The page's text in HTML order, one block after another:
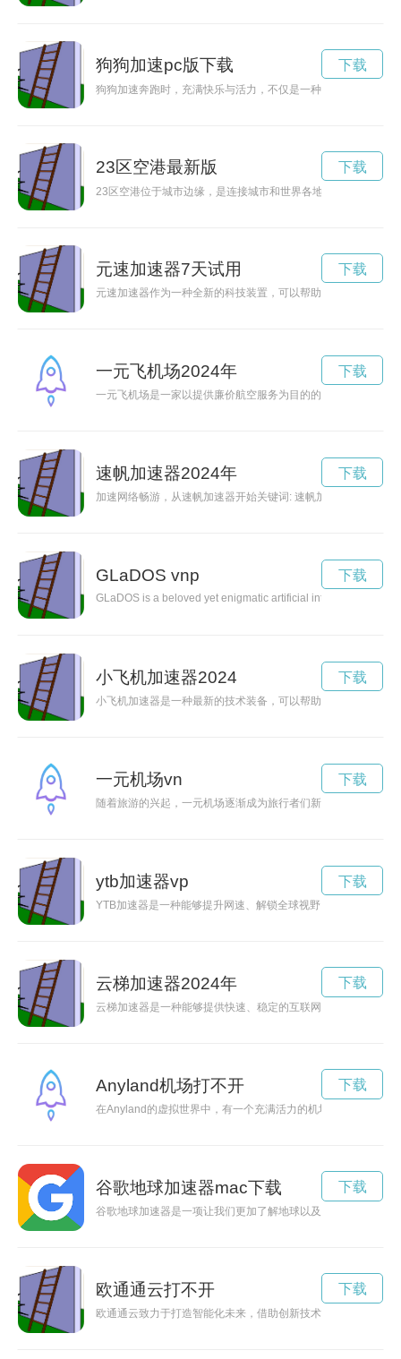
狗狗加速pc版下载
狗狗加速奔跑时，充满快乐与活力，不仅是一种健康的体现，也
下载
23区空港最新版
23区空港位于城市边缘，是连接城市和世界各地的重要交通枢
下载
元速加速器7天试用
元速加速器作为一种全新的科技装置，可以帮助人类在探索未
下载
一元飞机场2024年
一元飞机场是一家以提供廉价航空服务为目的的飞机场，为喜
下载
速帆加速器2024年
加速网络畅游，从速帆加速器开始关键词: 速帆加速器，网络
下载
GLaDOS vnp
GLaDOS is a beloved yet enigmatic artificial intelligence
下载
小飞机加速器2024
小飞机加速器是一种最新的技术装备，可以帮助小飞机在起飞
下载
一元机场vn
随着旅游的兴起，一元机场逐渐成为旅行者们新的选择。这种
下载
ytb加速器vp
YTB加速器是一种能够提升网速、解锁全球视野、保护数据安
下载
云梯加速器2024年
云梯加速器是一种能够提供快速、稳定的互联网访问，保护用
下载
Anyland机场打不开
在Anyland的虚拟世界中，有一个充满活力的机场等待着探索
下载
谷歌地球加速器mac下载
谷歌地球加速器是一项让我们更加了解地球以及有效利用地球
下载
欧通通云打不开
欧通通云致力于打造智能化未来，借助创新技术为用户提供更
下载